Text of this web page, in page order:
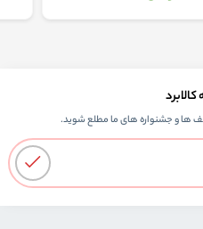
کالابرد
ها و جشنواره های ما مطلع شوید.